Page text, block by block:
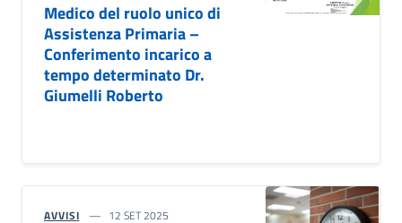
Medico del ruolo unico di
Assistenza Primaria –
Conferimento incarico a
tempo determinato Dr.
Giumelli Roberto
AVVISI 12 SET 2025